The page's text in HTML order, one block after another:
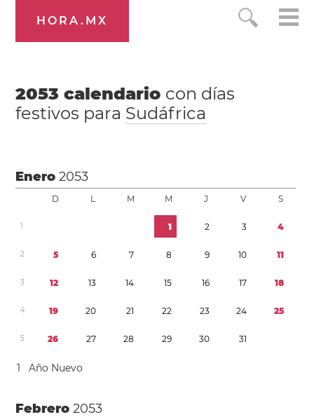
HORA.MX
2053 calendario con días
festivos para Sudáfrica
Enero2053
D L M M J V S
1 1 2 3 4
2 5 6 7 8 9 10 11
3 12 13 14 15 16 17 18
4 19 20 21 22 23 24 25
5 26 27 28 29 30 31
1 Año Nuevo
Febrero2053